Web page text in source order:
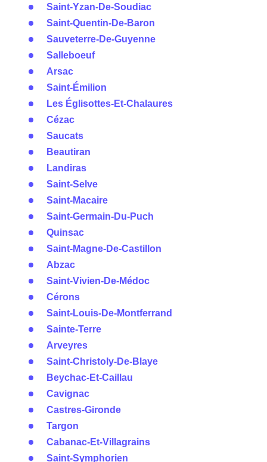
Saint-Yzan-De-Soudiac
Saint-Quentin-De-Baron
Sauveterre-De-Guyenne
Salleboeuf
Arsac
Saint-Émilion
Les Églisottes-Et-Chalaures
Cézac
Saucats
Beautiran
Landiras
Saint-Selve
Saint-Macaire
Saint-Germain-Du-Puch
Quinsac
Saint-Magne-De-Castillon
Abzac
Saint-Vivien-De-Médoc
Cérons
Saint-Louis-De-Montferrand
Sainte-Terre
Arveyres
Saint-Christoly-De-Blaye
Beychac-Et-Caillau
Cavignac
Castres-Gironde
Targon
Cabanac-Et-Villagrains
Saint-Symphorien